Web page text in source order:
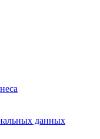
данных